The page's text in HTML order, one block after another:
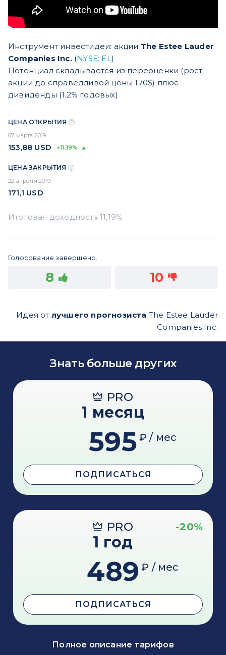
Инструмент инвестидеи: акции The Estee Lauder
Companies Inc.(NYSE: EL )
Потенциал складывается из переоценки (рост
акции до справедливой цены 170$) плюс
дивиденды (1.2% годовых)
ЦЕНА ОТКРЫТИЯ
07 марта 2019
153,88 USD +11,19%
ЦЕНА ЗАКРЫТИЯ
22 апреля 2019
171,1 USD
Голосование завершено.
8 10
Идея от лучшего прогнозиста The Estee Lauder
Companies Inc.
Знать больше других
PRO
1 месяц
595 ₽ / мес
ПОДПИСАТЬСЯ
PRO -20%
1 год
489 ₽ / мес
ПОДПИСАТЬСЯ
Полное описание тарифов